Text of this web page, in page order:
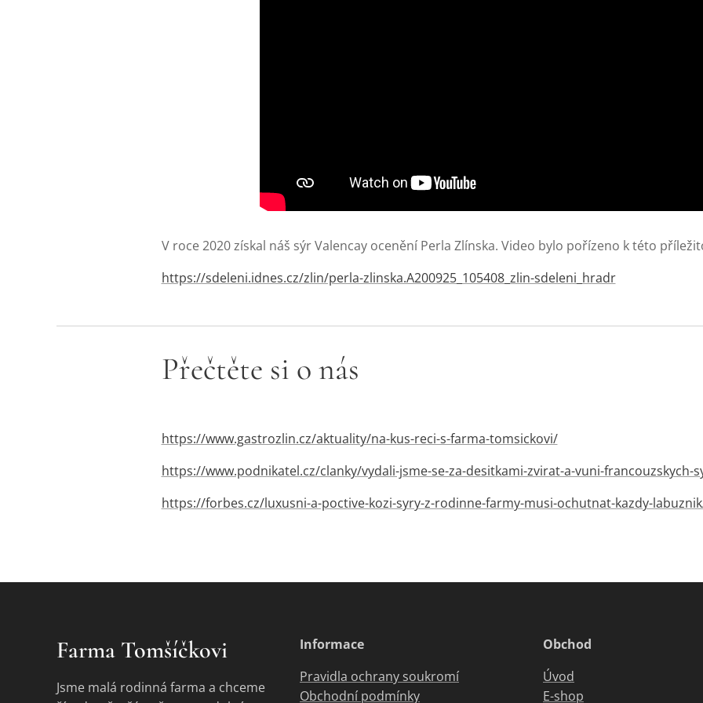
V roce 2020 získal náš sýr Valencay ocenění Perla Zlínska. Video bylo pořízeno k této
https://sdeleni.idnes.cz/zlin/perla-zlinska.A200925_105408_zlin-sdeleni_hradr
Přečtěte si o nás
https://www.gastrozlin.cz/aktuality/na-kus-reci-s-farma-tomsickovi/
https://www.podnikatel.cz/clanky/vydali-jsme-se-za-desitkami-zvirat-a-vuni-
https://forbes.cz/luxusni-a-poctive-kozi-syry-z-rodinne-farmy-musi-ochutnat-kazdy-
Farma Tomšíčkovi
Jsme malá rodinná farma a chceme
Informace
Pravidla ochrany soukromí
Obchodní podmínky
Obchod
Úvod
E-shop